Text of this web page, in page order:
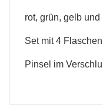
rot, grün, gelb und
Set mit 4 Flaschen
Pinsel im